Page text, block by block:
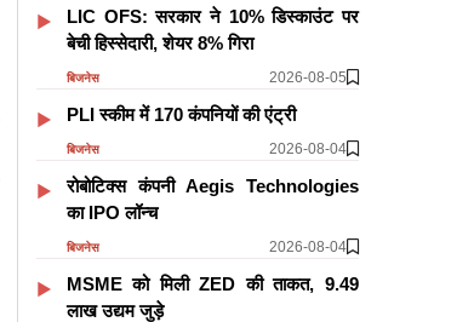
LIC OFS: सरकार ने 10% डिस्काउंट पर
बेची हिस्सेदारी, शेयर 8% गिरा
बिजनेस 2026-08-05
PLI स्कीम में 170 कंपनियों की एंट्री
बिजनेस 2026-08-04
रोबोटिक्स कंपनी Aegis Technologies
का IPO लॉन्च
बिजनेस 2026-08-04
MSME को मिली ZED की ताकत, 9.49
लाख उद्यम जुड़े